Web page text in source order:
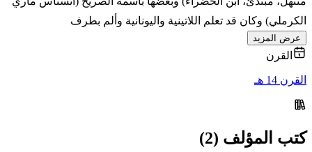
الكرملي) وكان قد تعلم اللاتينية واليونانية وألم بطرف
عرض المزيد
القرن
القرن 14 هـ
كتب المؤلف (2)